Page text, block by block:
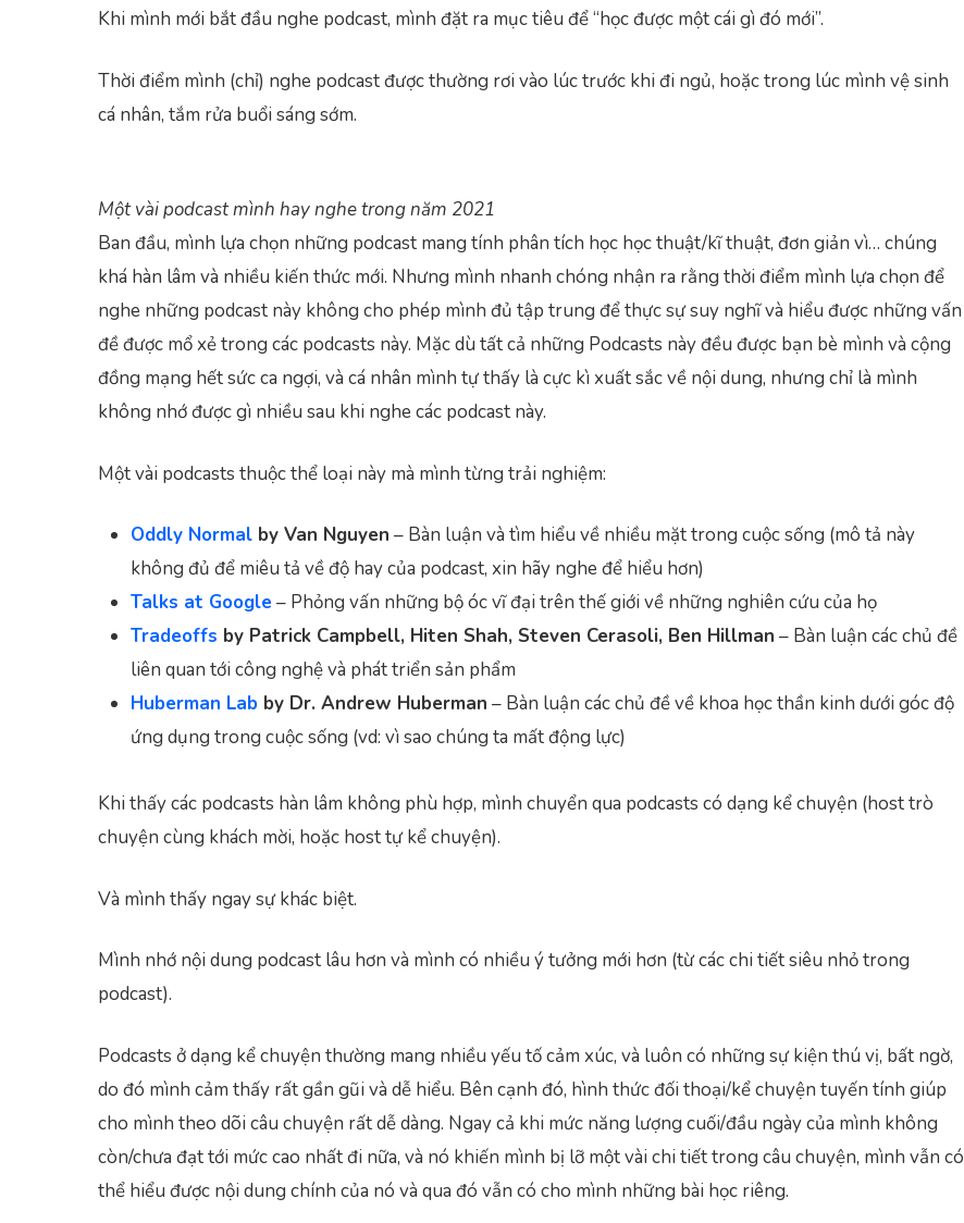
Khi mình mới bắt đầu nghe podcast, mình đặt ra mục tiêu để “học được một cái gì đó mới”.
Thời điểm mình (chỉ) nghe podcast được thường rơi vào lúc trước khi đi ngủ, hoặc trong lúc mình vệ sinh
cá nhân, tắm rửa buổi sáng sớm.
Một vài podcast mình hay nghe trong năm 2021
Ban đầu, mình lựa chọn những podcast mang tính phân tích học học thuật/kĩ thuật, đơn giản vì… chúng
khá hàn lâm và nhiều kiến thức mới. Nhưng mình nhanh chóng nhận ra rằng thời điểm mình lựa chọn để
nghe những podcast này không cho phép mình đủ tập trung để thực sự suy nghĩ và hiểu được những vấn
đề được mổ xẻ trong các podcasts này. Mặc dù tất cả những Podcasts này đều được bạn bè mình và cộng
đồng mạng hết sức ca ngợi, và cá nhân mình tự thấy là cực kì xuất sắc về nội dung, nhưng chỉ là mình
không nhớ được gì nhiều sau khi nghe các podcast này.
Một vài podcasts thuộc thể loại này mà mình từng trải nghiệm:
Oddly Normal by Van Nguyen – Bàn luận và tìm hiểu về nhiều mặt trong cuộc sống (mô tả này
không đủ để miêu tả về độ hay của podcast, xin hãy nghe để hiểu hơn)
Talks at Google – Phỏng vấn những bộ óc vĩ đại trên thế giới về những nghiên cứu của họ
Tradeoffs by Patrick Campbell, Hiten Shah, Steven Cerasoli, Ben Hillman – Bàn luận các chủ đề
liên quan tới công nghệ và phát triển sản phẩm
Huberman Lab by Dr. Andrew Huberman – Bàn luận các chủ đề về khoa học thần kinh dưới góc độ
ứng dụng trong cuộc sống (vd: vì sao chúng ta mất động lực)
Khi thấy các podcasts hàn lâm không phù hợp, mình chuyển qua podcasts có dạng kể chuyện (host trò
chuyện cùng khách mời, hoặc host tự kể chuyện).
Và mình thấy ngay sự khác biệt.
Mình nhớ nội dung podcast lâu hơn và mình có nhiều ý tưởng mới hơn (từ các chi tiết siêu nhỏ trong
podcast).
Podcasts ở dạng kể chuyện thường mang nhiều yếu tố cảm xúc, và luôn có những sự kiện thú vị, bất ngờ,
do đó mình cảm thấy rất gần gũi và dễ hiểu. Bên cạnh đó, hình thức đối thoại/kể chuyện tuyến tính giúp
cho mình theo dõi câu chuyện rất dễ dàng. Ngay cả khi mức năng lượng cuối/đầu ngày của mình không
còn/chưa đạt tới mức cao nhất đi nữa, và nó khiến mình bị lỡ một vài chi tiết trong câu chuyện, mình vẫn có
thể hiểu được nội dung chính của nó và qua đó vẫn có cho mình những bài học riêng.